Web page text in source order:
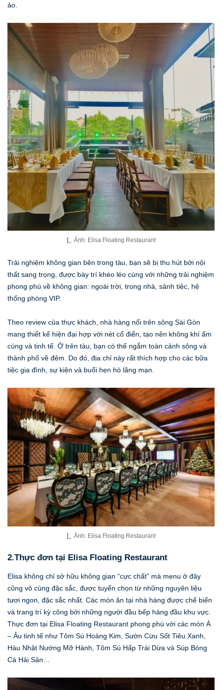
ảo.
Ảnh: Elisa Floating Restaurant
Trải nghiệm không gian bên trong tàu, bạn sẽ bị thu hút bởi nội
thất sang trọng, được bày trí khéo léo cùng với những trải nghiệm
phong phú về không gian: ngoài trời, trong nhà, sảnh tiệc, hệ
thống phòng VIP.
Theo review của thực khách, nhà hàng nổi trên sông Sài Gòn
mang thiết kế hiện đại hợp với nét cổ điển, tạo nên không khí ấm
cúng và tinh tế. Ở trên tàu, bạn có thể ngắm toàn cảnh sông và
thành phố về đêm. Do đó, địa chỉ này rất thích hợp cho các bữa
tiệc gia đình, sự kiện và buổi hẹn hò lãng mạn.
Ảnh: Elisa Floating Restaurant
2.Thực đơn tại Elisa Floating Restaurant
Elisa không chỉ sở hữu không gian “cực chất” mà menu ở đây
cũng vô cùng đặc sắc, được tuyển chọn từ những nguyên liệu
tươi ngon, đặc sắc nhất. Các món ăn tại nhà hàng được chế biến
và trang trí kỳ công bởi những người đầu bếp hàng đầu khu vực.
Thực đơn tại Elisa Floating Restaurant phong phú với các món Á
– Âu tinh tế như Tôm Sú Hoàng Kim, Sườn Cừu Sốt Tiêu Xanh,
Hàu Nhật Nướng Mỡ Hành, Tôm Sú Hấp Trái Dừa và Súp Bóng
Cá Hải Sản…